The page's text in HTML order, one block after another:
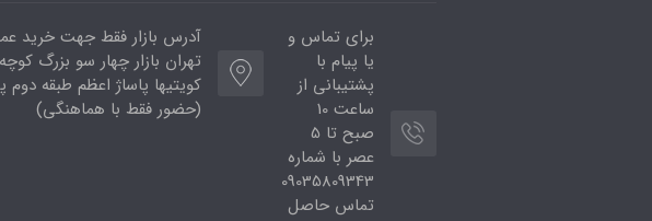
برای تماس و
یا پیام با
پشتیبانی از
ساعت 10
صبح تا 5
عصر با شماره
09035809343
تماس حاصل
آدرس بازار فقط جهت خرید
تهران بازار چهار سو بزرگ کوچه
(حضور فقط با هماهنگی)